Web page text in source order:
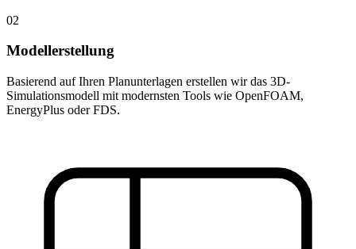
02
Modellerstellung
Basierend auf Ihren Planunterlagen erstellen wir das 3D-
Simulationsmodell mit modernsten Tools wie OpenFOAM,
EnergyPlus oder FDS.